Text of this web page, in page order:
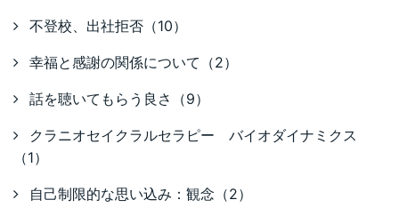
不登校、出社拒否（10）
幸福と感謝の関係について（2）
話を聴いてもらう良さ（9）
クラニオセイクラルセラピー バイオダイナミクス
（1）
自己制限的な思い込み：観念（2）